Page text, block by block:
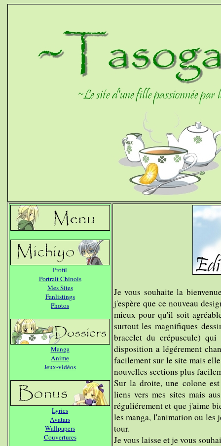
Profil
Portrait Chinois
Mes Sites
Fanlistings
Photos
Manga
Anime
Jeux-vidéos
Lyrics
Avatars
Wallpapers
Couvertures
Je vous souhaite la
j'espère que ce nouveau
mieux pour qu'il soit
surtout les magnifiques
bracelet du crépuscule)
disposition a légérement
facilement sur le site mais
nouvelles sections plus
Sur la droite, une colone
liens vers mes sites mais
réguliérement et que j'aime
les manga, l'animation ou les
tour.
Je vous laisse et je vous